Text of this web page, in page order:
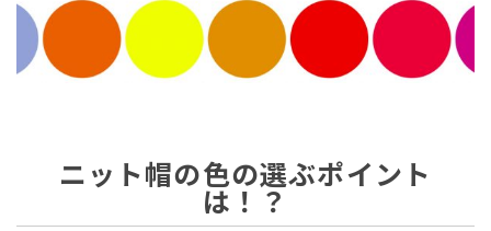
ニット帽の色の選ぶポイント
は！？